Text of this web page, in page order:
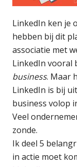
LinkedIn ken je
hebben bij dit
associatie met
LinkedIn vooral
business. Maar
LinkedIn is bij
business volop
Veel
zonde.
Ik deel 5
in actie moet